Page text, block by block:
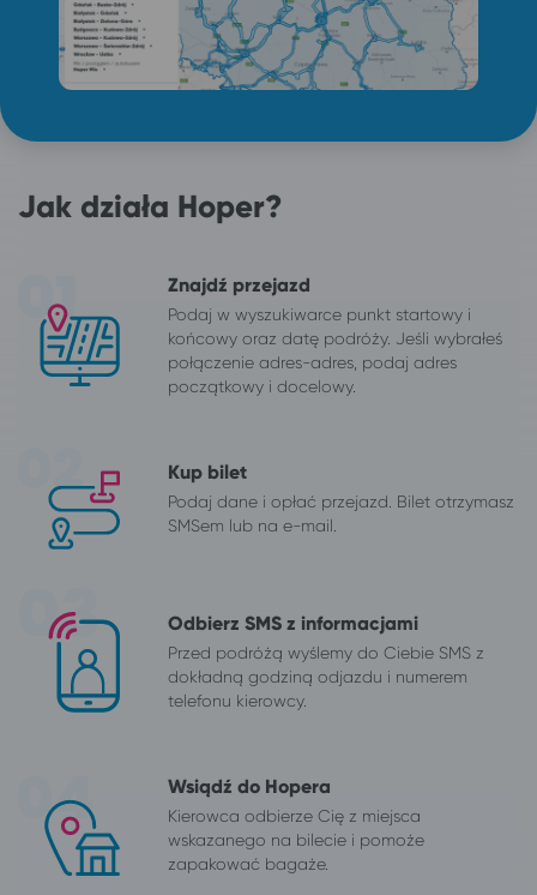
Jak działa Hoper?
Znajdź przejazd
Podaj w wyszukiwarce punkt startowy i
końcowy oraz datę podróży. Jeśli wybrałeś
połączenie adres-adres, podaj adres
początkowy i docelowy.
Kup bilet
Podaj dane i opłać przejazd. Bilet otrzymasz
SMSem lub na e-mail.
Odbierz SMS z informacjami
Przed podróżą wyślemy do Ciebie SMS z
dokładną godziną odjazdu i numerem
telefonu kierowcy.
Wsiądź do Hopera
Kierowca odbierze Cię z miejsca
wskazanego na bilecie i pomoże
zapakować bagaże.